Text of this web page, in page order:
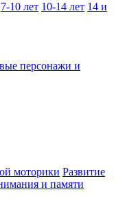
7-10 лет 10-14 лет 14 и
персонажи и
моторики Развитие
и памяти